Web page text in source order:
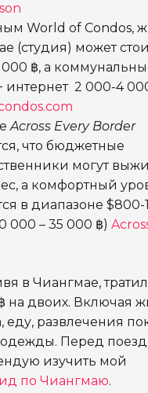
World of Condos,
(студия) может
000 ฿, а
интернет 2 000-4
Across Every Border
что бюджетные
могут
а комфортный
в диапазоне $800-
000 – 35 000 ฿)
в Чиангмае,
на двоих. Включая
еду, развлечения
Перед
изучить мой
по Чиангмаю.